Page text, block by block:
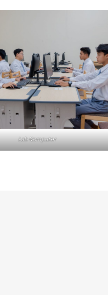
Lab Komputer